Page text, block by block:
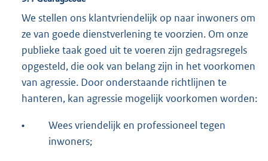
We stellen ons klantvriendelijk op naar inwoners om
ze van goede dienstverlening te voorzien. Om onze
publieke taak goed uit te voeren zijn gedragsregels
opgesteld, die ook van belang zijn in het voorkomen
van agressie. Door onderstaande richtlijnen te
hanteren, kan agressie mogelijk voorkomen worden:
•
Wees vriendelijk en professioneel tegen
inwoners;